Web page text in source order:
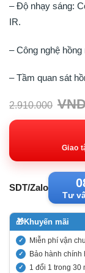
– Độ nhạy sáng:
IR.
– Công nghệ hồng
– Tầm quan sát
2.910.000
Giao
SDT/Zalo
Tư
🎁Khuyến mãi
Miễn phí vận
Bảo hành chính
1 đổi 1 trong 30